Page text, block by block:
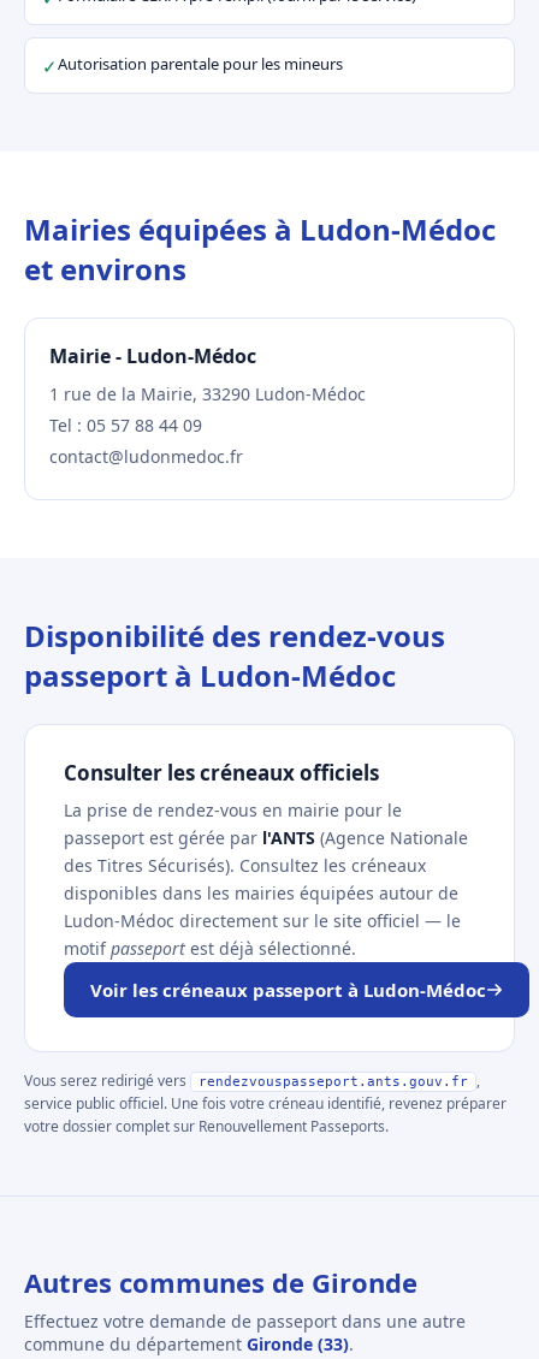
✓Autorisation parentale pour les mineurs
Mairies équipées à Ludon-Médoc
et environs
Mairie - Ludon-Médoc
1 rue de la Mairie, 33290 Ludon-Médoc
Tel : 05 57 88 44 09
contact@ludonmedoc.fr
Disponibilité des rendez-vous
passeport à Ludon-Médoc
Consulter les créneaux officiels
La prise de rendez-vous en mairie pour le
passeport est gérée par l'ANTS (Agence Nationale
des Titres Sécurisés). Consultez les créneaux
disponibles dans les mairies équipées autour de
Ludon-Médoc directement sur le site officiel — le
motifpasseport est déjà sélectionné.
Voir les créneaux passeport à Ludon-Médoc
Vous serez redirigé vers rendezvouspasseport.ants.gouv.fr
,
service public officiel. Une fois votre créneau identifié, revenez préparer
votre dossier complet sur Renouvellement Passeports.
Autres communes de Gironde
Effectuez votre demande de passeport dans une autre
commune du département Gironde (33).